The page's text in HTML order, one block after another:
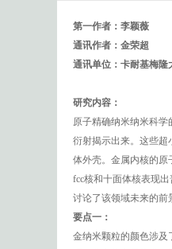
第一作者：李颖薇
通讯作者：金荣超
通讯单位：卡耐基梅隆
研究内容：
原子精确纳米纳米科
衍射揭示出来。这些超
体外壳。金属内核的原
fcc核和十面体核表现
讨论了该领域未来的前
要点一：
金纳米颗粒的颜色涉及